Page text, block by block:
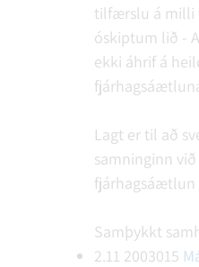
tilfærslu á milli
óskiptum lið -
ekki áhrif á
Lagt er til að
samninginn
fjárhagsáætlun
Samþykkt
2.11 2003015